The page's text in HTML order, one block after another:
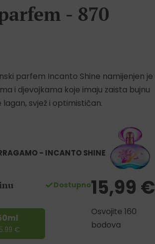
- 870
parfem Incanto Shine namijenjen je
i djevojkama koje imaju zaista bujnu
lagan, svjež i optimističan.
- INCANTO SHINE
€
Dostupno15,99 €
Osvojite 160
bodova